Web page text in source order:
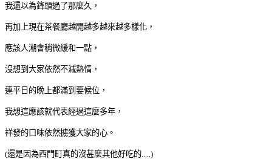
我還以為鋒頭過了那麼久，
再加上現在茶餐廳越開越多越來越多樣化，
應該人潮會稍微緩和一點，
沒想到大家依然不減熱情，
連平日的晚上都滿到要候位，
我想這應該就代表經過這麼多年，
祥發的口味依然擄獲大家的心。
(還是因為西門町真的沒甚麼其他好吃的.....)